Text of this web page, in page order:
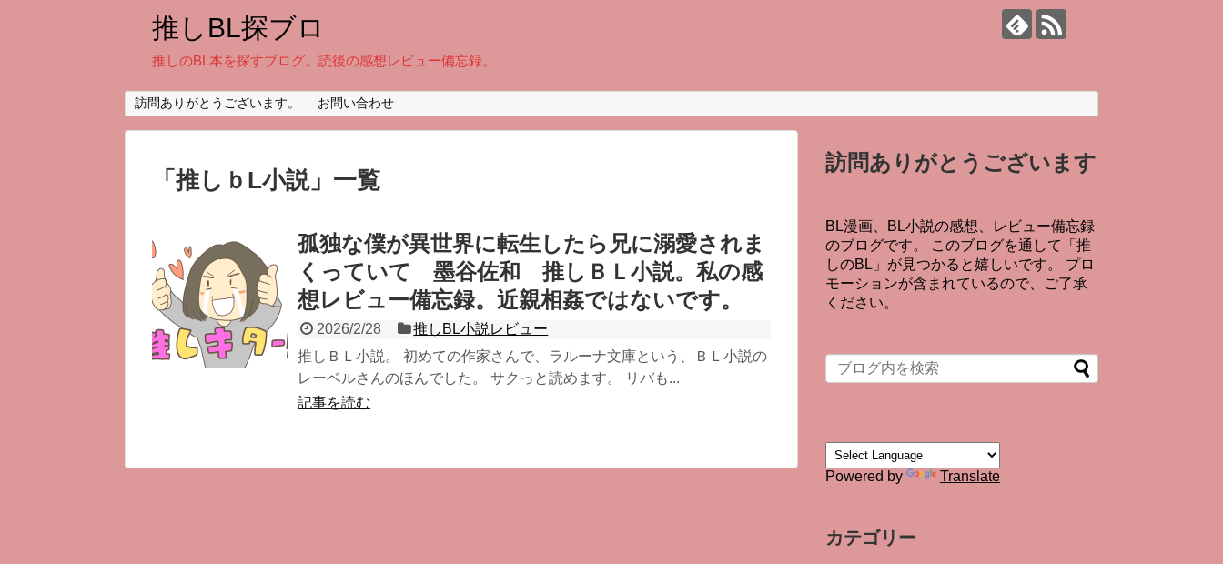
推しBL探ブロ
推しのBL本を探すブログ。読後の感想レビュー備忘録。
訪問ありがとうございます。 お問い合わせ
「 推しｂL小説」 一覧
孤独な僕が異世界に転生したら兄に溺愛されま
くっていて 墨谷佐和 推しＢＬ小説。私の感
想レビュー備忘録。近親相姦ではないです。
2026/2/28
推しBL小説レビュー
推しＢＬ小説。 初めての作家さんで、ラルーナ文庫という、ＢＬ小説の
レーベルさんのほんでした。 サクっと読めます。 リバも...
記事を読む
訪問ありがとうございます
BL漫画、BL小説の感想、レビュー備忘録
のブログです。 このブログを通して「推
しのBL」が見つかると嬉しいです。 プロ
モーションが含まれているので、ご了承
ください。
Powered by Translate
カテゴリー